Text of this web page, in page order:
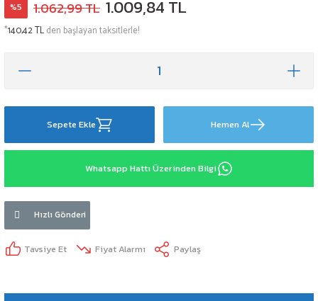
%5 1.062,99 TL 1.009,84 TL
*140,42 TLden başlayan taksitlerle!
Sepete Ekle Hemen Al
Whatsapp Hattı Üzerinden Bilgi
Hızlı Gönderi
Tavsiye Et Fiyat Alarmı Paylaş